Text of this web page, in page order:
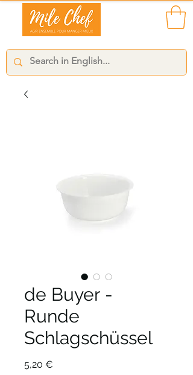
de Buyer -
Runde
Schlagschüssel
5,20 €